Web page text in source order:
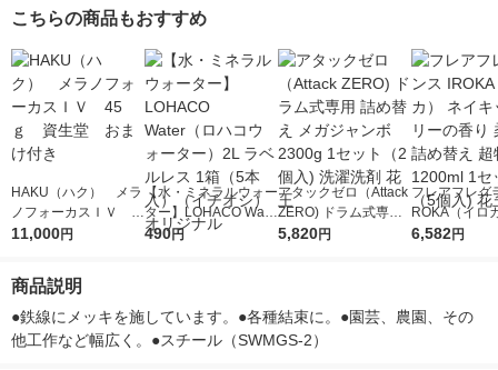
こちらの商品もおすすめ
HAKU（ハク） メラ
ノフォーカスＩＶ 4
5ｇ 資生堂 おまけ
11,000円
【水・ミネラルウォー
ター】LOHACO Wate
r（ロハコウォータ
490円
アタックゼロ（Attack
ZERO) ドラム式専用
詰め替え メガジャン
5,820円
フレアフレグ
ROKA（イロ
イキッドリリ
6,582円
商品説明
●鉄線にメッキを施しています。●各種結束に。●園芸、農園、その
他工作など幅広く。●スチール（SWMGS-2）